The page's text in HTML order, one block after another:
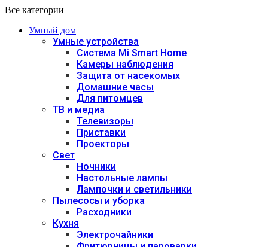
Все категории
Умный дом
Умные устройства
Система Mi Smart Home
Камеры наблюдения
Защита от насекомых
Домашние часы
Для питомцев
ТВ и медиа
Телевизоры
Приставки
Проекторы
Свет
Ночники
Настольные лампы
Лампочки и светильники
Пылесосы и уборка
Расходники
Кухня
Электрочайники